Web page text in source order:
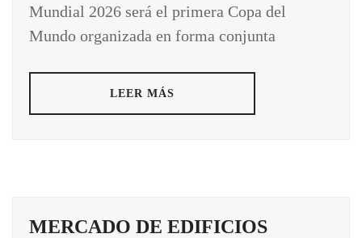
Mundial 2026 será el primera Copa del
Mundo organizada en forma conjunta
LEER MÁS
MERCADO DE EDIFICIOS